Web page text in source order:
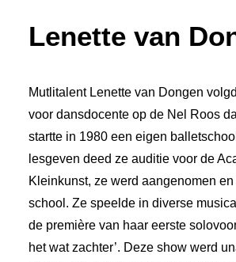
Lenette van
Mutlitalent Lenette van Dongen
voor dansdocente op de Nel Roos
startte in 1980 een eigen
lesgeven deed ze auditie voor de
Kleinkunst, ze werd aangenomen
school. Ze speelde in diverse
de première van haar eerste
het wat zachter’. Deze show werd